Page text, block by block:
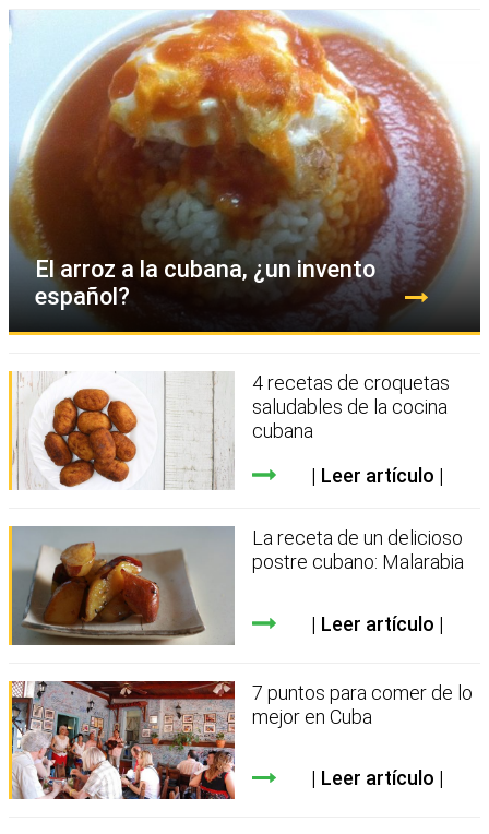
El arroz a la cubana, ¿un invento
español?
4 recetas de croquetas
saludables de la cocina
cubana
Leer artículo
La receta de un delicioso
postre cubano: Malarabia
Leer artículo
7 puntos para comer de lo
mejor en Cuba
Leer artículo